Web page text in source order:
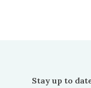
Stay up to